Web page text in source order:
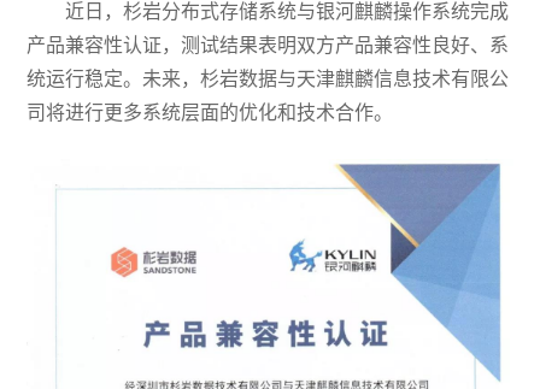
近日，杉岩分布式存储系统与银河麒麟操作系统完成
产品兼容性认证，测试结果表明双方产品兼容性良好、系
统运行稳定。未来，杉岩数据与天津麒麟信息技术有限公
司将进行更多系统层面的优化和技术合作。